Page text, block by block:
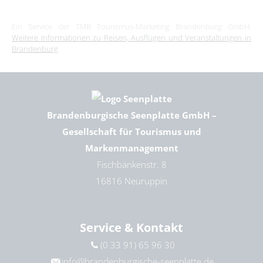
Weitere Informationen zu Reisen, Ausflügen und Veranstaltungen in
Brandenburg
Brandenburgische Seenplatte GmbH –
Gesellschaft für Tourismus und
Markenmanagement
Fischbänkenstr. 8
16816 Neuruppin
Service & Kontakt
(0 33 91) 65 96 30